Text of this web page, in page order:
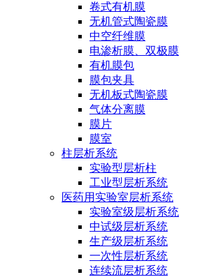
卷式有机膜
无机管式陶瓷膜
中空纤维膜
电渗析膜、双极膜
有机膜包
膜包夹具
无机板式陶瓷膜
气体分离膜
膜片
膜室
柱层析系统
实验型层析柱
工业型层析系统
医药用实验室层析系统
实验室级层析系统
中试级层析系统
生产级层析系统
一次性层析系统
连续流层析系统